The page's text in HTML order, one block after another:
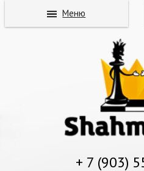
+ 7 (903)
Меню